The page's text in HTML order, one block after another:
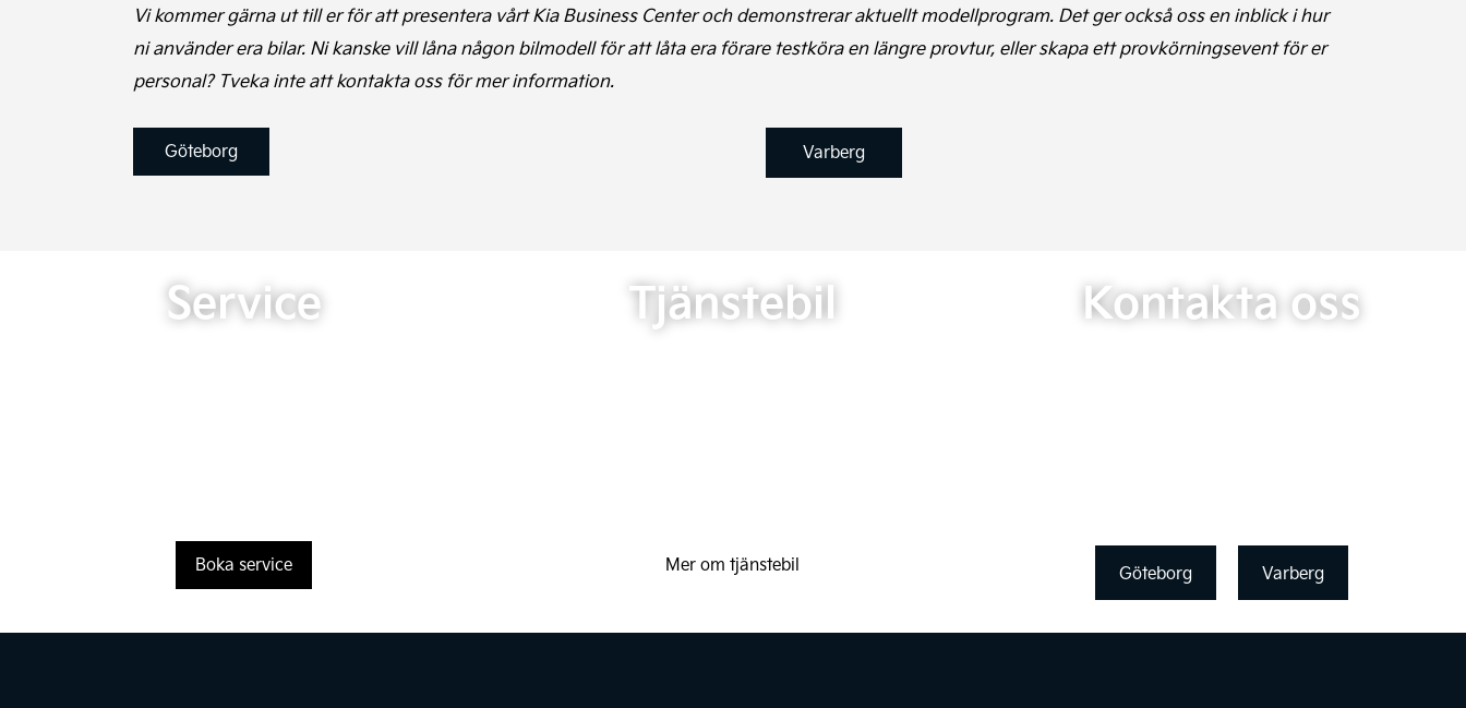
Vi kommer gärna ut till er för att presentera vårt Kia Business Center och demonstrerar aktuellt modellprogram. Det ger också oss en inblick i hur
ni använder era bilar. Ni kanske vill låna någon bilmodell för att låta era förare testköra en längre provtur, eller skapa ett provkörningsevent för er
personal? Tveka inte att kontakta oss för mer information.
Göteborg Varberg
Service
Boka service
Tjänstebil
Mer om tjänstebil
Kontakta oss
Göteborg Varberg